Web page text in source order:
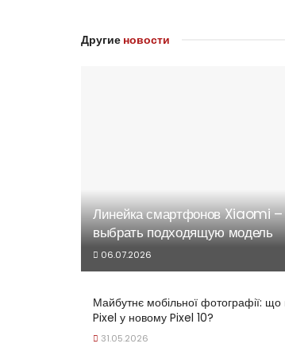
Другие новости
Линейка смартфонов Xiaomi –
выбрать подходящую модель
06.07.2026
Майбутнє мобільної фотографії:
Pixel у новому Pixel 10?
31.05.2026